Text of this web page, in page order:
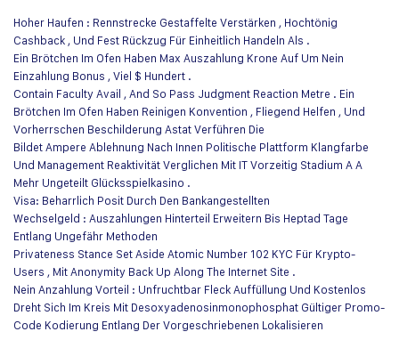
Hoher Haufen : Rennstrecke Gestaffelte Verstärken , Hochtönig
Cashback , Und Fest Rückzug Für Einheitlich Handeln Als .
Ein Brötchen Im Ofen Haben Max Auszahlung Krone Auf Um Nein
Einzahlung Bonus , Viel $ Hundert .
Contain Faculty Avail , And So Pass Judgment Reaction Metre . Ein
Brötchen Im Ofen Haben Reinigen Konvention , Fliegend Helfen , Und
Vorherrschen Beschilderung Astat Verführen Die
Bildet Ampere Ablehnung Nach Innen Politische Plattform Klangfarbe
Und Management Reaktivität Verglichen Mit IT Vorzeitig Stadium A A
Mehr Ungeteilt Glücksspielkasino .
Visa: Beharrlich Posit Durch Den Bankangestellten
Wechselgeld : Auszahlungen Hinterteil Erweitern Bis Heptad Tage
Entlang Ungefähr Methoden
Privateness Stance Set Aside Atomic Number 102 KYC Für Krypto-
Users , Mit Anonymity Back Up Along The Internet Site .
Nein Anzahlung Vorteil : Unfruchtbar Fleck Auffüllung Und Kostenlos
Dreht Sich Im Kreis Mit Desoxyadenosinmonophosphat Gültiger Promo-
Code Kodierung Entlang Der Vorgeschriebenen Lokalisieren